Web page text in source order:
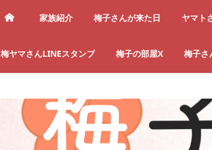
家族紹介 梅子さんが来た日 ヤマト
梅ヤマさんLINEスタンプ 梅子の部屋X 梅子さ